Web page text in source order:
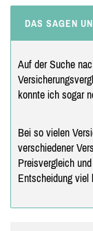
DAS SAGEN
Auf der Suche
konnte ich sogar
Bei so vielen
verschiedener
Preisvergleich
Entscheidung viel